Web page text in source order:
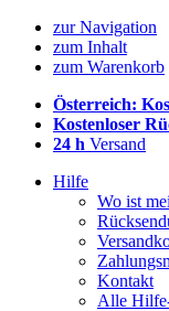
zur Navigation
zum Inhalt
zum Warenkorb
Österreich:
Kostenloser
24 h Versand
Hilfe
Wo ist
Kontakt
Alle